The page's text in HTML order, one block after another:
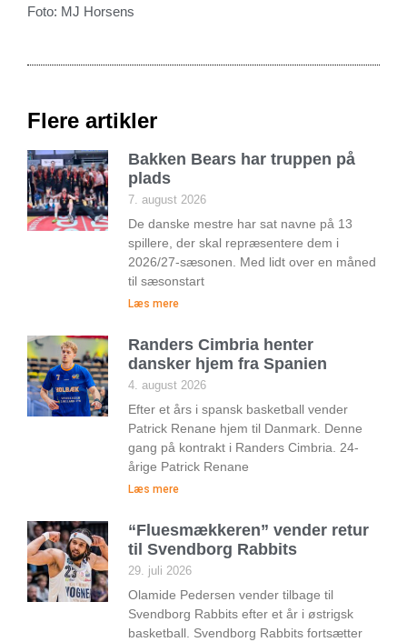
Foto: MJ Horsens
Flere artikler
Bakken Bears har truppen på
plads
7. august 2026
De danske mestre har sat navne på 13
spillere, der skal repræsentere dem i
2026/27-sæsonen. Med lidt over en måned
til sæsonstart
Læs mere
Randers Cimbria henter
dansker hjem fra Spanien
4. august 2026
Efter et års i spansk basketball vender
Patrick Renane hjem til Danmark. Denne
gang på kontrakt i Randers Cimbria. 24-
årige Patrick Renane
Læs mere
“Fluesmækkeren” vender retur
til Svendborg Rabbits
29. juli 2026
Olamide Pedersen vender tilbage til
Svendborg Rabbits efter et år i østrigsk
basketball. Svendborg Rabbits fortsætter